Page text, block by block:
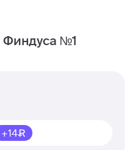
Финдуса №1
+14